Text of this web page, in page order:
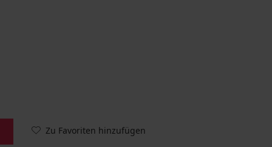
Zu Favoriten hinzufügen